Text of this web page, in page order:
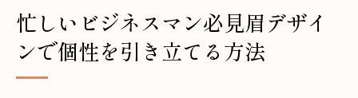
忙しいビジネスマン必見眉デザイ
ンで個性を引き立てる方法